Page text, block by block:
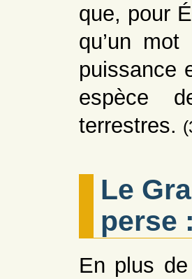
que, pour
qu’un
puissance
espèce
terrestres.
Le
perse
En plus